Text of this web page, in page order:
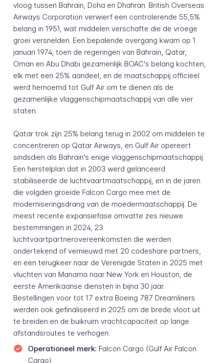
vloog tussen Bahrain, Doha en Dhahran. British Overseas
Airways Corporation verwierf een controlerende 55,5%
belang in 1951, wat middelen verschafte die de vroege
groei versnelden. Een bepalende overgang kwam op 1
januari 1974, toen de regeringen van Bahrain, Qatar,
Oman en Abu Dhabi gezamenlijk BOAC's belang kochten,
elk met een 25% aandeel, en de maatschappij officieel
werd hernoemd tot Gulf Air om te dienen als de
gezamenlijke vlaggenschipmaatschappij van alle vier
staten.
Qatar trok zijn 25% belang terug in 2002 om middelen te
concentreren op Qatar Airways, en Gulf Air opereert
sindsdien als Bahrain's enige vlaggenschipmaatschappij.
Een herstelplan dat in 2003 werd gelanceerd
stabiliseerde de luchtvaartmaatschappij, en in de jaren
die volgden groeide Falcon Cargo mee met de
moderniseringsdrang van de moedermaatschappij. De
meest recente expansiefase omvatte zes nieuwe
bestemmingen in 2024, 23
luchtvaartpartnerovereenkomsten die werden
ondertekend of vernieuwd met 20 codeshare partners,
en een terugkeer naar de Verenigde Staten in 2025 met
vluchten van Manama naar New York en Houston, de
eerste Amerikaanse diensten in bijna 30 jaar.
Bestellingen voor tot 17 extra Boeing 787 Dreamliners
werden ook gefinaliseerd in 2025 om de brede vloot uit
te breiden en de buikruim vrachtcapaciteit op lange
afstandsroutes te verhogen.
Operationeel merk: Falcon Cargo (Gulf Air Falcon
Cargo)